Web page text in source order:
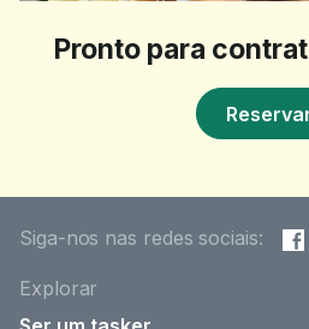
Pronto para
Siga-nos nas redes sociais:
Explorar